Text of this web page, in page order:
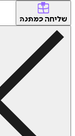
שליחה כמתנה